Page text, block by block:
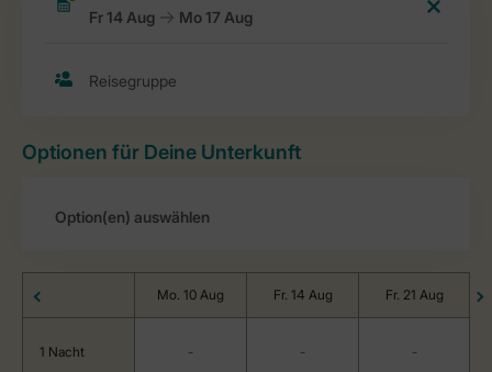
Optionen für Deine Unterkunft
Mo. 10 Aug Fr. 14 Aug Fr. 21 Aug
1 Nacht - - -